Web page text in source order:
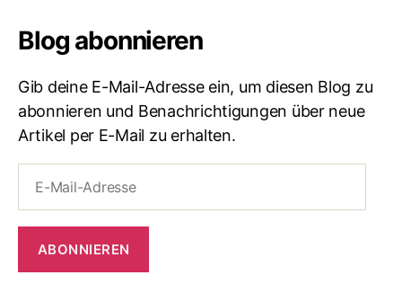
Blog abonnieren
Gib deine E-Mail-Adresse ein, um diesen Blog zu
abonnieren und Benachrichtigungen über neue
Artikel per E-Mail zu erhalten.
Mail-
ABONNIEREN